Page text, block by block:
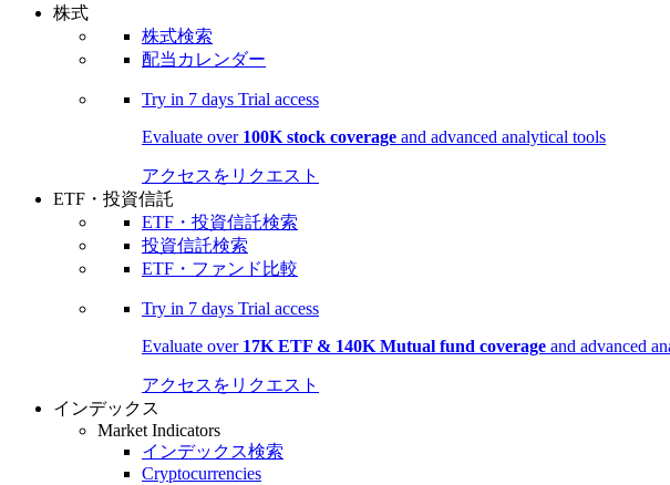
株式
株式検索
配当カレンダー
Try in 7 days Trial access
Evaluate over 100K stock coverage and advanced analytical tools
アクセスをリクエスト
ETF・投資信託
ETF・投資信託検索
投資信託検索
ETF・ファンド比較
Try in 7 days Trial access
Evaluate over 17K ETF & 140K Mutual fund coverage and advanced
アクセスをリクエスト
インデックス
Market Indicators
インデックス検索
Cryptocurrencies